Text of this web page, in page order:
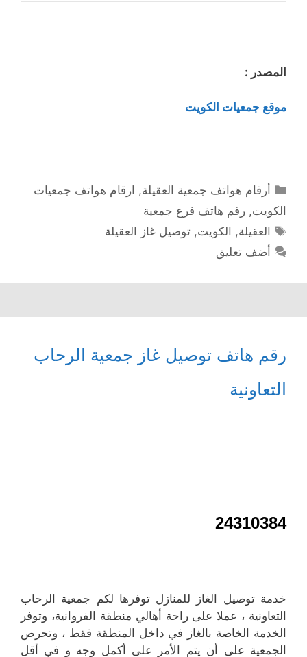
المصدر :
موقع جمعيات الكويت
التصنيفات
أرقام هواتف جمعية العقيلة, ارقام هواتف جمعيات
الكويت, رقم هاتف فرع جمعية
الوسوم
العقيلة, الكويت,توصيل غاز العقيلة
أضف تعليق
رقم هاتف توصيل غاز جمعية الرحاب
التعاونية
24310384
خدمة توصيل الغاز للمنازل توفرها لكم جمعية الرحاب
التعاونية ، عملا على راحة أهالي منطقة الفروانية، وتوفر
الخدمة الخاصة بالغاز في داخل المنطقة فقط ، وتحرص
الجمعية على أن يتم الأمر على أكمل وجه و في أقل